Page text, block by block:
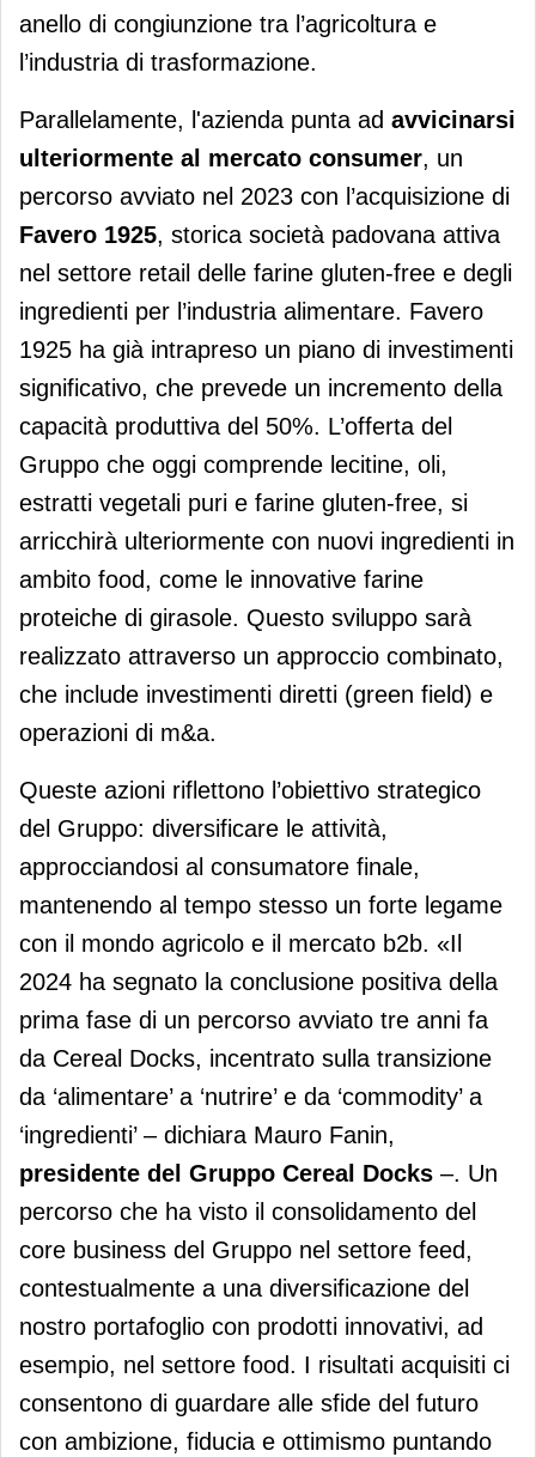
anello di congiunzione tra l’agricoltura e
l’industria di trasformazione.
Parallelamente, l'azienda punta ad avvicinarsi
ulteriormente al mercato consumer, un
percorso avviato nel 2023 con l’acquisizione di
Favero 1925, storica società padovana attiva
nel settore retail delle farine gluten-free e degli
ingredienti per l’industria alimentare. Favero
1925 ha già intrapreso un piano di investimenti
significativo, che prevede un incremento della
capacità produttiva del 50%. L’offerta del
Gruppo che oggi comprende lecitine, oli,
estratti vegetali puri e farine gluten-free, si
arricchirà ulteriormente con nuovi ingredienti in
ambito food, come le innovative farine
proteiche di girasole. Questo sviluppo sarà
realizzato attraverso un approccio combinato,
che include investimenti diretti (green field) e
operazioni di m&a.
Queste azioni riflettono l’obiettivo strategico
del Gruppo: diversificare le attività,
approcciandosi al consumatore finale,
mantenendo al tempo stesso un forte legame
con il mondo agricolo e il mercato b2b. «Il
2024 ha segnato la conclusione positiva della
prima fase di un percorso avviato tre anni fa
da Cereal Docks, incentrato sulla transizione
da ‘alimentare’ a ‘nutrire’ e da ‘commodity’ a
‘ingredienti’ – dichiara Mauro Fanin,
presidente del Gruppo Cereal Docks –. Un
percorso che ha visto il consolidamento del
core business del Gruppo nel settore feed,
contestualmente a una diversificazione del
nostro portafoglio con prodotti innovativi, ad
esempio, nel settore food. I risultati acquisiti ci
consentono di guardare alle sfide del futuro
con ambizione, fiducia e ottimismo puntando